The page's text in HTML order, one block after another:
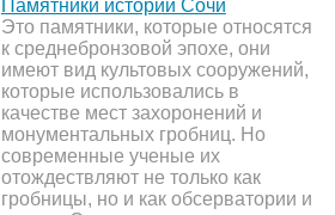
Памятники истории Сочи
Это памятники, которые относятся
к среднебронзовой эпохе, они
имеют вид культовых сооружений,
которые использовались в
качестве мест захоронений и
монументальных гробниц. Но
современные ученые их
отождествляют не только как
гробницы, но и как обсерватории и